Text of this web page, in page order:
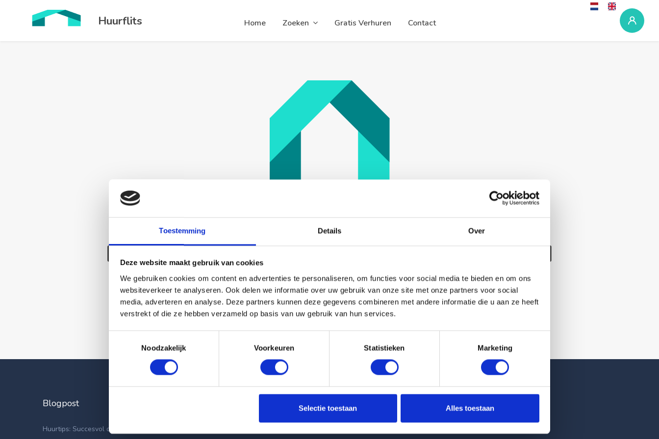
Toestemming Details Over
Deze website maakt gebruik van cookies
We gebruiken cookies om content en advertenties te personaliseren, om functies voor social media te bieden en om ons
websiteverkeer te analyseren. Ook delen we informatie over uw gebruik van onze site met onze partners voor social
media, adverteren en analyse. Deze partners kunnen deze gegevens combineren met andere informatie die u aan ze heeft
verstrekt of die ze hebben verzameld op basis van uw gebruik van hun services.
Noodzakelijk
Voorkeuren Statistieken Marketing
Selectie toestaan Alles toestaan
Huurflits Home Zoeken Gratis Verhuren Contact
Deze woning is helaas verhuurd/verwijderd
Pagina niet gevonden
Terug naar woningoverzicht
Blogpost
Huurtips: Succesvol op zoek naar een nieuwe
Reviews